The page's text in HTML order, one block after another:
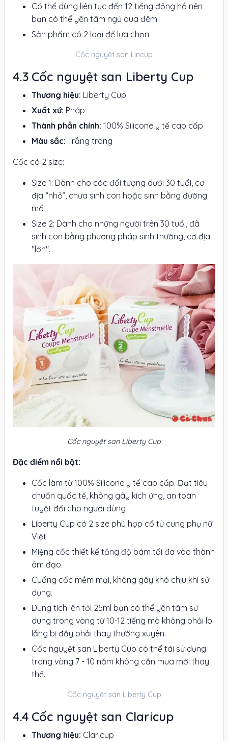
Có thể dùng liên tục đến 12 tiếng đồng hồ nên
bạn có thể yên tâm ngủ qua đêm.
Sản phẩm có 2 loại để lựa chọn
Cốc nguyệt san Lincup
Cốc nguyệt san Liberty Cup
Thương hiệu: Liberty Cup
Xuất xứ: Pháp
Thành phần chính: 100% Silicone y tế cao cấp
Màu sắc: Trắng trong
Cốc có 2 size:
Size 1: Dành cho các đối tượng dưới 30 tuổi, cơ
địa “nhỏ”, chưa sinh con hoặc sinh bằng đường
mổ
Size 2: Dành cho những người trên 30 tuổi, đã
sinh con bằng phương pháp sinh thường, cơ địa
"lớn".
Cốc nguyệt san Liberty Cup
Đặc điểm nổi bật:
Cốc làm từ 100% Silicone y tế cao cấp. Đạt tiêu
chuẩn quốc tế, không gây kích ứng, an toàn
tuyệt đối cho người dùng
Liberty Cup có 2 size phù hợp cổ tử cung phụ nữ
Việt.
Miệng cốc thiết kế tăng độ bám tối đa vào thành
âm đạo.
Cuống cốc mềm mại, không gây khó chịu khi sử
dụng.
Dung tích lên tới 25ml bạn có thể yên tâm sử
dung trong vòng từ 10-12 tiếng mà không phải lo
lắng bị đầy phải thay thường xuyên.
Cốc nguyệt san Liberty Cup có thể tái sử dụng
trong vòng 7 - 10 năm không cần mua mới thay
thế.
Cốc nguyệt san Liberty Cup
Cốc nguyệt san Claricup
Thương hiệu: Claricup